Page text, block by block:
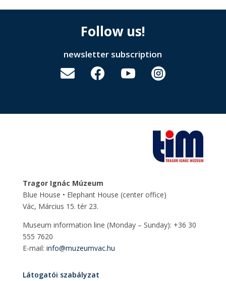
Follow us!
newsletter subscription
   
Tragor Ignác Múzeum
Blue House • Elephant House (center office)
Vác, Március 15. tér 23.
Museum information line (Monday – Sunday): +36 30
555 7620
E-mail: info@muzeumvac.hu
Látogatói szabályzat